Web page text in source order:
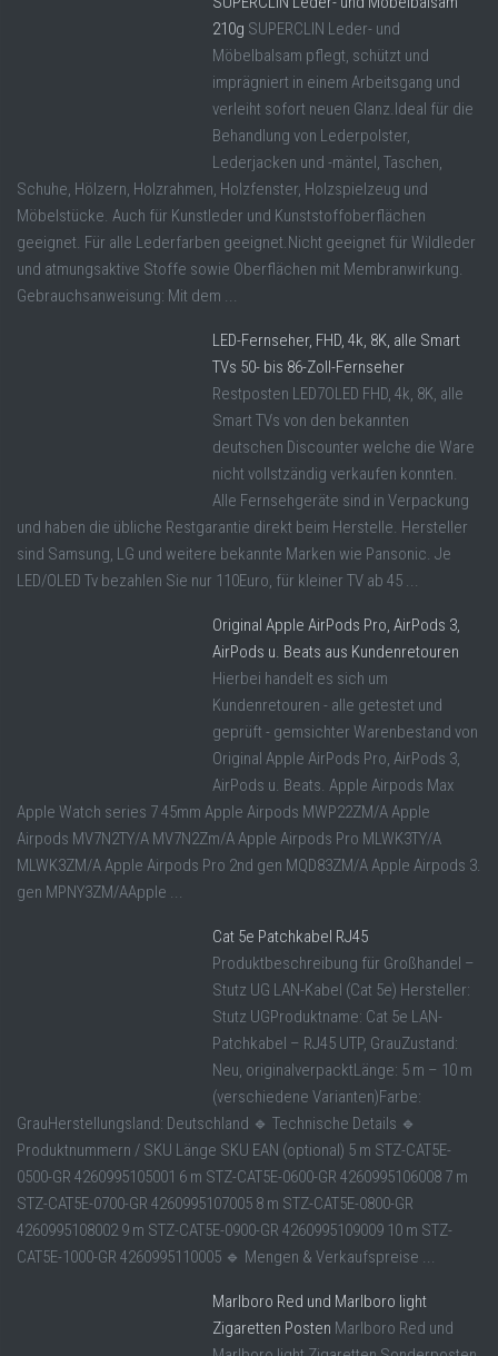
210g SUPERCLIN Leder- und
Möbelbalsam pflegt, schützt und
imprägniert in einem Arbeitsgang und
verleiht sofort neuen Glanz.Ideal für die
Behandlung von Lederpolster,
Lederjacken und -mäntel, Taschen,
Schuhe, Hölzern, Holzrahmen, Holzfenster, Holzspielzeug und
Möbelstücke. Auch für Kunstleder und Kunststoffoberflächen
geeignet. Für alle Lederfarben geeignet.Nicht geeignet für Wildleder
und atmungsaktive Stoffe sowie Oberflächen mit Membranwirkung.
Gebrauchsanweisung: Mit dem ...
LED-Fernseher, FHD, 4k, 8K, alle Smart
TVs 50- bis 86-Zoll-Fernseher
Restposten LED7OLED FHD, 4k, 8K, alle
Smart TVs von den bekannten
deutschen Discounter welche die Ware
nicht vollstzändig verkaufen konnten.
Alle Fernsehgeräte sind in Verpackung
und haben die übliche Restgarantie direkt beim Herstelle. Hersteller
sind Samsung, LG und weitere bekannte Marken wie Pansonic. Je
LED/OLED Tv bezahlen Sie nur 110Euro, für kleiner TV ab 45 ...
Original Apple AirPods Pro, AirPods 3,
AirPods u. Beats aus Kundenretouren
Hierbei handelt es sich um
Kundenretouren - alle getestet und
geprüft - gemsichter Warenbestand von
Original Apple AirPods Pro, AirPods 3,
AirPods u. Beats. Apple Airpods Max
Apple Watch series 7 45mm Apple Airpods MWP22ZM/A Apple
Airpods MV7N2TY/A MV7N2Zm/A Apple Airpods Pro MLWK3TY/A
MLWK3ZM/A Apple Airpods Pro 2nd gen MQD83ZM/A Apple Airpods 3.
gen MPNY3ZM/AApple ...
Cat 5e Patchkabel RJ45
Produktbeschreibung für Großhandel –
Stutz UG LAN-Kabel (Cat 5e) Hersteller:
Stutz UGProduktname: Cat 5e LAN-
Patchkabel – RJ45 UTP, GrauZustand:
Neu, originalverpacktLänge: 5 m – 10 m
(verschiedene Varianten)Farbe:
GrauHerstellungsland: Deutschland 🔹 Technische Details 🔹
Produktnummern / SKU Länge SKU EAN (optional) 5 m STZ-CAT5E-
0500-GR 4260995105001 6 m STZ-CAT5E-0600-GR 4260995106008 7 m
STZ-CAT5E-0700-GR 4260995107005 8 m STZ-CAT5E-0800-GR
4260995108002 9 m STZ-CAT5E-0900-GR 4260995109009 10 m STZ-
CAT5E-1000-GR 4260995110005 🔹 Mengen & Verkaufspreise ...
Marlboro Red und Marlboro light
Zigaretten Posten Marlboro Red und